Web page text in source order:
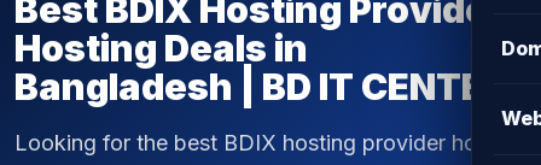
Best BDIX Hosting Provider
Hosting Deals in
Bangladesh | BD IT CENTER
Looking for the best BDIX hosting provider hosting